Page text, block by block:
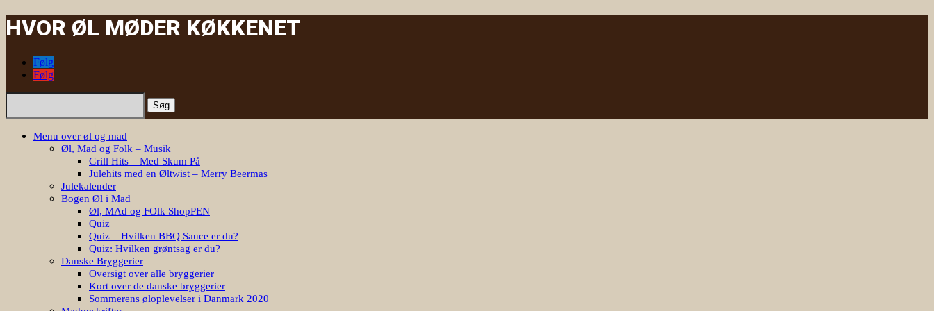
HVOR ØL MØDER KØKKENET
Følg
Følg
Søg
Menu over øl og mad
Øl, Mad og Folk – Musik
Grill Hits – Med Skum På
Julehits med en Øltwist – Merry Beermas
Julekalender
Bogen Øl i Mad
Øl, MAd og FOlk ShopPEN
Quiz
Quiz – Hvilken BBQ Sauce er du?
Quiz: Hvilken grøntsag er du?
Danske Bryggerier
Oversigt over alle bryggerier
Kort over de danske bryggerier
Sommerens øloplevelser i Danmark 2020